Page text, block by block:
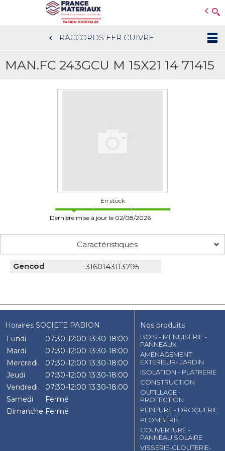
au
contenu
RACCORDS FER CUIVRE
MAN.FC 243GCU M 15X21 14 71415
En stock
Dernière mise à jour le 02/08/2026
Caractéristiques
Gencod 3160143113795
Horaires SOCIETE PABION
Lundi
07:30-12:00 13:30-18:00
Mardi
07:30-12:00 13:30-18:00
Mercredi
07:30-12:00 13:30-18:00
Jeudi
07:30-12:00 13:30-18:00
Vendredi
07:30-12:00 13:30-18:00
Samedi
Fermé
Dimanche Fermé
Nos produits
BOIS - MENUISERIE -
PANNEAUX
AMENAGEMENT
EXTERIEUR- JARDIN
ISOLATION - PLATRERIE
CONSTRUCTION
OUTILLAGE -
PROTECTION
PEINTURE - DROGUERIE
PLOMBERIE
COUVERTURE -
PANNEAU SOLAIRE
VISSERIE-CLOUTERIE-